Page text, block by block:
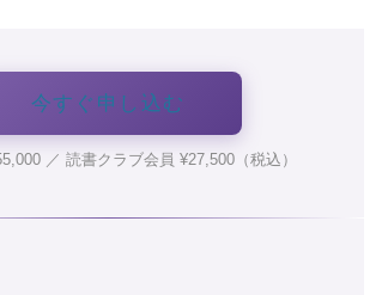
今すぐ申し込む
／ 読書クラブ会員 ¥27,500（税込）